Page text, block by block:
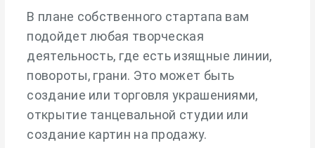
В плане собственного стартапа вам
подойдет любая творческая
деятельность, где есть изящные линии,
повороты, грани. Это может быть
создание или торговля украшениями,
открытие танцевальной студии или
создание картин на продажу.